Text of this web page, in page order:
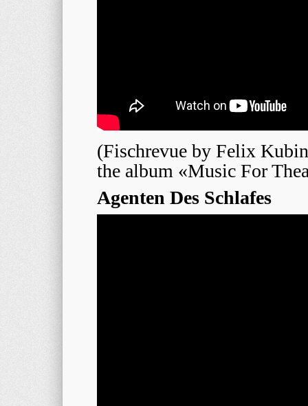
(Fischrevue by Felix
the album «Music For
Agenten Des Schlafes